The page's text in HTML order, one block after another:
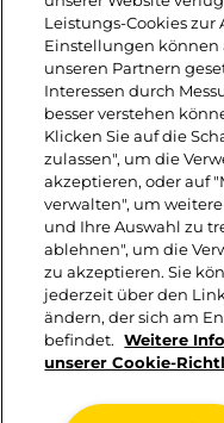
waschen,
Blätter fein
Lorbeerblätter
Huevos
würzen.
jeden Tortilla-
Petersilie
Leistungs-Cookies
Einstellungen können
unseren Partnern
Interessen durch
besser verstehen
Klicken Sie auf die
zulassen", um die
akzeptieren, oder auf
verwalten", um
und Ihre Auswahl zu
ablehnen", um die
zu akzeptieren. Sie
jederzeit über den
ändern, der sich am
befindet. Weitere
unserer Cookie-